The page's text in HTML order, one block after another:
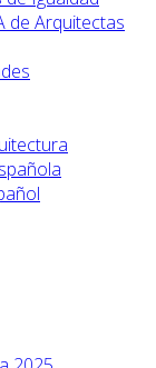
de Arquitectas